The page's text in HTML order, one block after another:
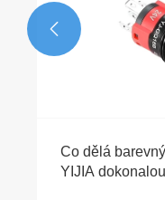
Co dělá
YIJIA
